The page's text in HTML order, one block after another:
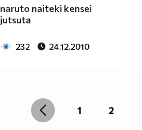
naruto naiteki kensei
jutsuta
232 24.12.2010
1 2